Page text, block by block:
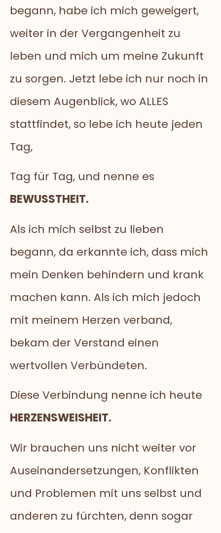
begann, habe ich mich geweigert,
weiter in der Vergangenheit zu
leben und mich um meine Zukunft
zu sorgen. Jetzt lebe ich nur noch in
diesem Augenblick, wo ALLES
stattfindet, so lebe ich heute jeden
Tag,
Tag für Tag, und nenne es
BEWUSSTHEIT.
Als ich mich selbst zu lieben
begann, da erkannte ich, dass mich
mein Denken behindern und krank
machen kann. Als ich mich jedoch
mit meinem Herzen verband,
bekam der Verstand einen
wertvollen Verbündeten.
Diese Verbindung nenne ich heute
HERZENSWEISHEIT.
Wir brauchen uns nicht weiter vor
Auseinandersetzungen, Konflikten
und Problemen mit uns selbst und
anderen zu fürchten, denn sogar